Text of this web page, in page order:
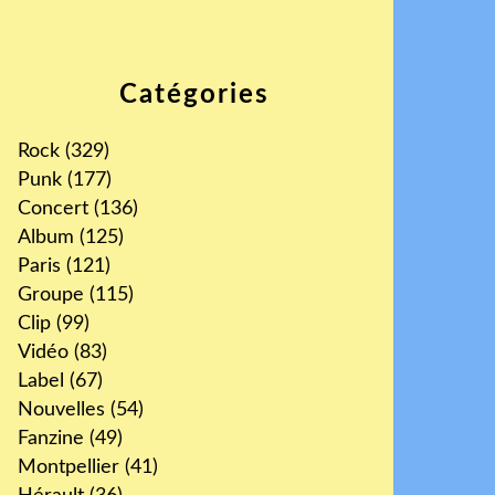
Catégories
Rock (329)
Punk (177)
Concert (136)
Album (125)
Paris (121)
Groupe (115)
Clip (99)
Vidéo (83)
Label (67)
Nouvelles (54)
Fanzine (49)
Montpellier (41)